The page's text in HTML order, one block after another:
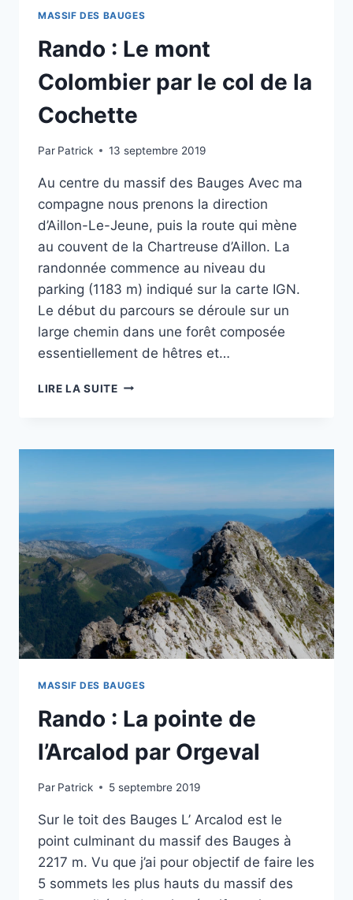
MASSIF DES BAUGES
Rando : Le mont
Colombier par le col de la
Cochette
Par Patrick 13 septembre 2019
Au centre du massif des Bauges Avec ma
compagne nous prenons la direction
d’Aillon-Le-Jeune, puis la route qui mène
au couvent de la Chartreuse d’Aillon. La
randonnée commence au niveau du
parking (1183 m) indiqué sur la carte IGN.
Le début du parcours se déroule sur un
large chemin dans une forêt composée
essentiellement de hêtres et…
LIRE LA SUITERANDO
COLOMBIER
LA
COCHETTE
MASSIF DES BAUGES
Rando : La pointe de
l’Arcalod par Orgeval
Par Patrick 5 septembre 2019
Sur le toit des Bauges L’ Arcalod est le
point culminant du massif des Bauges à
2217 m. Vu que j’ai pour objectif de faire les
5 sommets les plus hauts du massif des